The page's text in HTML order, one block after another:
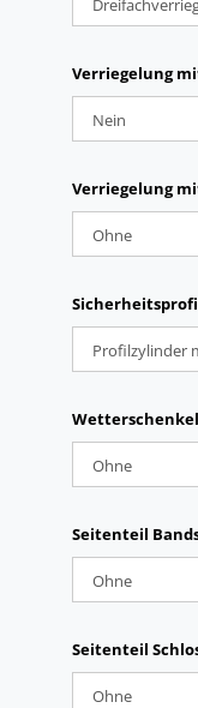
Verriegelung
Verriegelung
Seitenteil
Seitenteil